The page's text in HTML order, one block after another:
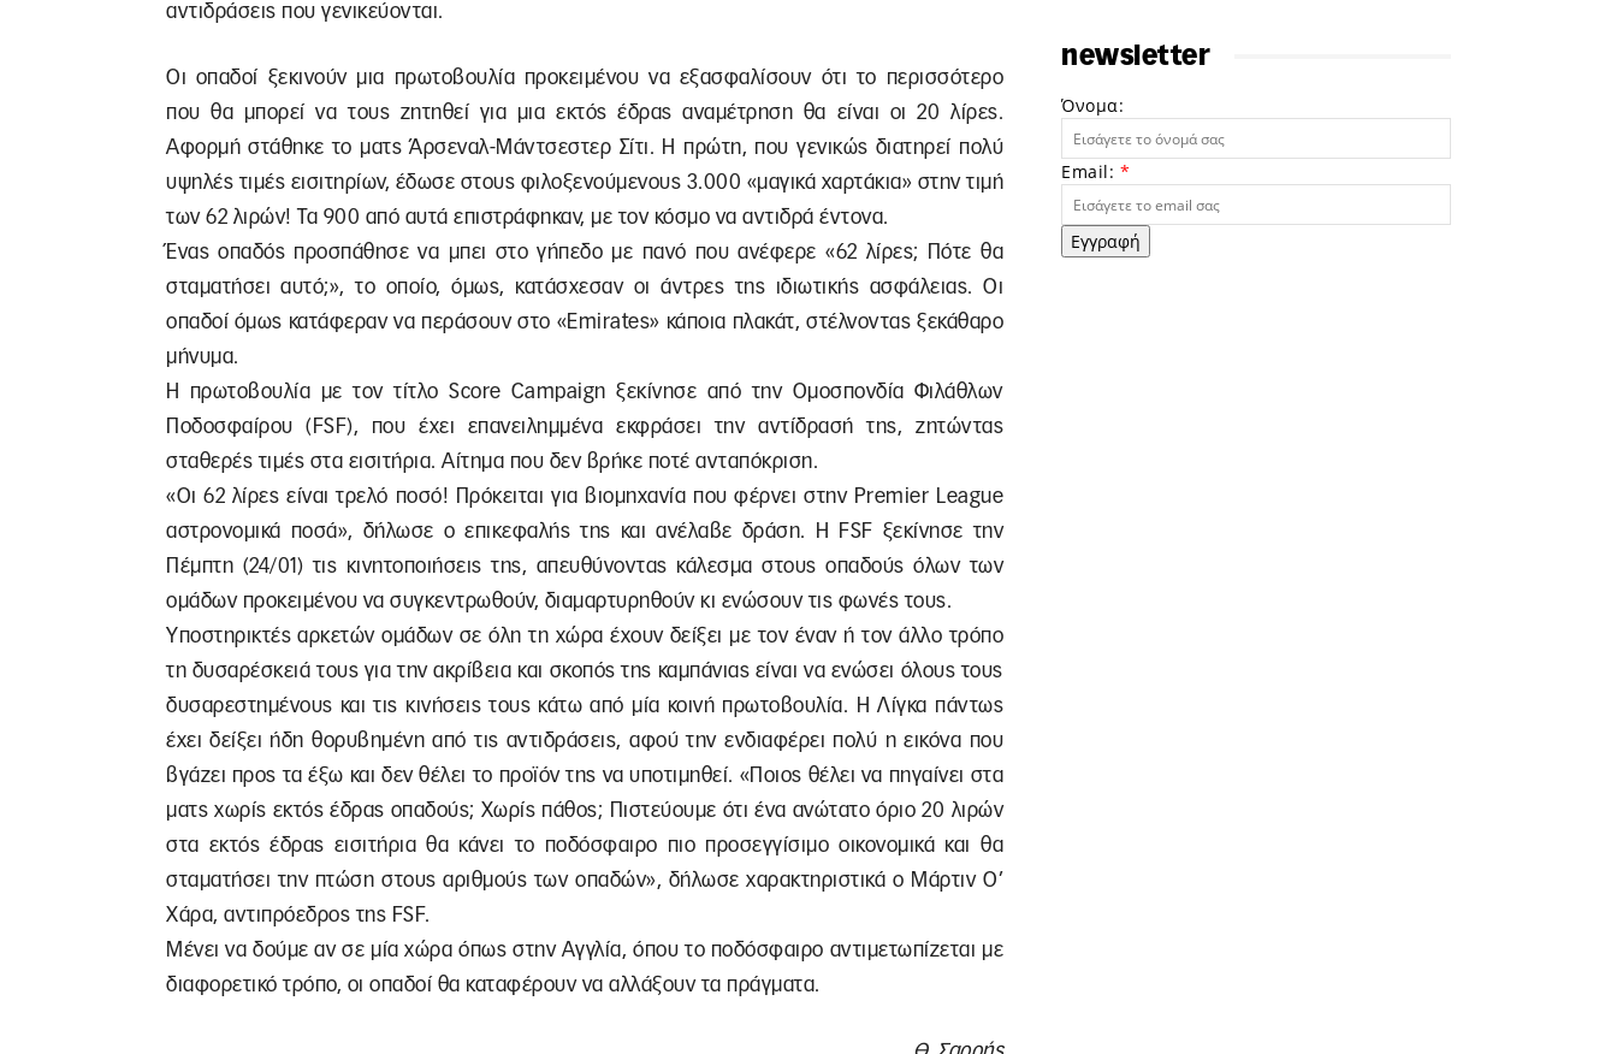
αντιδράσεις που γενικεύονται.
Οι οπαδοί ξεκινούν μια πρωτοβουλία προκειμένου να εξασφαλίσουν ότι το περισσότερο
που θα μπορεί να τους ζητηθεί για μια εκτός έδρας αναμέτρηση θα είναι οι 20 λίρες.
Αφορμή στάθηκε το ματς Άρσεναλ-Μάντσεστερ Σίτι. Η πρώτη, που γενικώς διατηρεί πολύ
υψηλές τιμές εισιτηρίων, έδωσε στους φιλοξενούμενους 3.000 «μαγικά χαρτάκια» στην τιμή
των 62 λιρών! Τα 900 από αυτά επιστράφηκαν, με τον κόσμο να αντιδρά έντονα.
Ένας οπαδός προσπάθησε να μπει στο γήπεδο με πανό που ανέφερε «62 λίρες; Πότε θα
σταματήσει αυτό;», το οποίο, όμως, κατάσχεσαν οι άντρες της ιδιωτικής ασφάλειας. Οι
οπαδοί όμως κατάφεραν να περάσουν στο «Emirates» κάποια πλακάτ, στέλνοντας ξεκάθαρο
μήνυμα.
Η πρωτοβουλία με τον τίτλο Score Campaign ξεκίνησε από την Ομοσπονδία Φιλάθλων
Ποδοσφαίρου (FSF), που έχει επανειλημμένα εκφράσει την αντίδρασή της, ζητώντας
σταθερές τιμές στα εισιτήρια. Αίτημα που δεν βρήκε ποτέ ανταπόκριση.
«Οι 62 λίρες είναι τρελό ποσό! Πρόκειται για βιομηχανία που φέρνει στην Premier League
αστρονομικά ποσά», δήλωσε ο επικεφαλής της και ανέλαβε δράση. Η FSF ξεκίνησε την
Πέμπτη (24/01) τις κινητοποιήσεις της, απευθύνοντας κάλεσμα στους οπαδούς όλων των
ομάδων προκειμένου να συγκεντρωθούν, διαμαρτυρηθούν κι ενώσουν τις φωνές τους.
Υποστηρικτές αρκετών ομάδων σε όλη τη χώρα έχουν δείξει με τον έναν ή τον άλλο τρόπο
τη δυσαρέσκειά τους για την ακρίβεια και σκοπός της καμπάνιας είναι να ενώσει όλους τους
δυσαρεστημένους και τις κινήσεις τους κάτω από μία κοινή πρωτοβουλία. Η Λίγκα πάντως
έχει δείξει ήδη θορυβημένη από τις αντιδράσεις, αφού την ενδιαφέρει πολύ η εικόνα που
βγάζει προς τα έξω και δεν θέλει το προϊόν της να υποτιμηθεί. «Ποιος θέλει να πηγαίνει στα
ματς χωρίς εκτός έδρας οπαδούς; Χωρίς πάθος; Πιστεύουμε ότι ένα ανώτατο όριο 20 λιρών
στα εκτός έδρας εισιτήρια θα κάνει το ποδόσφαιρο πιο προσεγγίσιμο οικονομικά και θα
σταματήσει την πτώση στους αριθμούς των οπαδών», δήλωσε χαρακτηριστικά ο Μάρτιν Ο’
Χάρα, αντιπρόεδρος της FSF.
Μένει να δούμε αν σε μία χώρα όπως στην Αγγλία, όπου το ποδόσφαιρο αντιμετωπίζεται με
διαφορετικό τρόπο, οι οπαδοί θα καταφέρουν να αλλάξουν τα πράγματα.
newsletter
Όνομα:
Email: *
Εγγραφή